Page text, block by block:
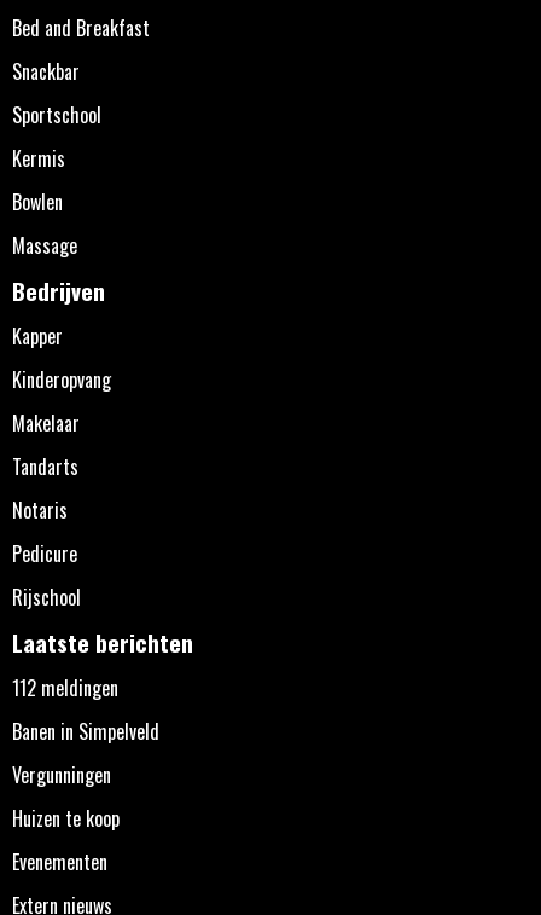
Bed and Breakfast
Snackbar
Sportschool
Kermis
Bowlen
Massage
Bedrijven
Kapper
Kinderopvang
Makelaar
Tandarts
Notaris
Pedicure
Rijschool
Laatste berichten
112 meldingen
Banen in Simpelveld
Vergunningen
Huizen te koop
Evenementen
Extern nieuws